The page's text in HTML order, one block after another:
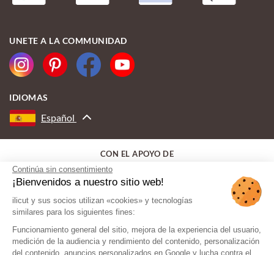
Continúa sin consentimiento
¡Bienvenidos a nuestro sitio web!
ilicut y sus socios utilizan «cookies» y tecnologías
similares para los siguientes fines:
Funcionamiento general del sitio, mejora de la experiencia del usuario,
medición de la audiencia y rendimiento del contenido, personalización
del contenido, anuncios personalizados en Google y lucha contra el
UNETE A LA COMMUNIDAD
IDIOMAS
Español
CON EL APOYO DE